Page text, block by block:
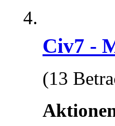
Civ7 -
(13